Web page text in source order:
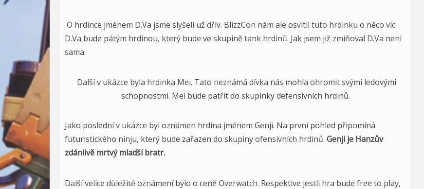
O hrdince jménem D.Va jsme slyšeli už dřív. BlizzCon nám ale osvítil tuto hrdinku o něco víc.
D.Va bude pátým hrdinou, který bude ve skupině tank hrdinů. Jak jsem již zmiňoval D.Va není
sama.
Další v ukázce byla hrdinka Mei. Tato neznámá dívka nás mohla ohromit svými ledovými
schopnostmi. Mei bude patřit do skupinky defensivních hrdinů.
Jako poslední v ukázce byl oznámen hrdina jménem Genji. Na první pohled připomíná
futuristického ninju, který bude zařazen do skupiny ofensivních hrdinů. Genji je Hanzův
zdánlivě mrtvý mladší bratr.
Další velice důležité oznámení bylo o ceně Overwatch. Respektive jestli hra bude free to play,